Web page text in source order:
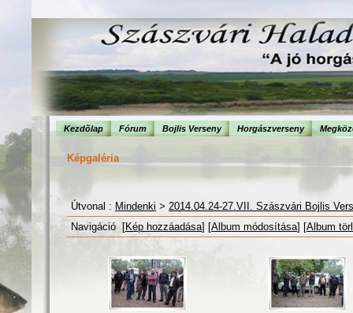
Kezdõlap Fórum Bojlis Verseny Horgászverseny
Képgaléria
Útvonal : Mindenki > 2014.04.24-27.VII. Szászvári Bojlis
Navigáció [Kép hozzáadása] [Album módosítása] [Album